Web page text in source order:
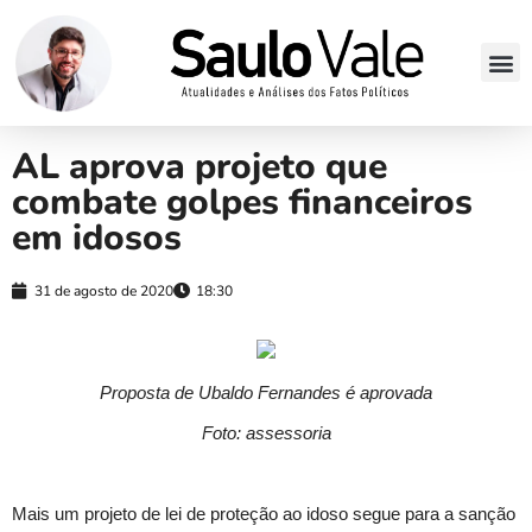
AL aprova projeto que
combate golpes financeiros
em idosos
31 de agosto de 2020 18:30
Proposta de Ubaldo Fernandes é aprovada
Foto: assessoria
Mais um projeto de lei de proteção ao idoso segue para a sanção